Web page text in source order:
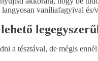
vaníliafagyival és/
a tésztával, de mégis